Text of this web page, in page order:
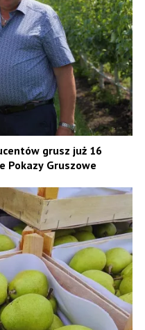
grusz już 16
Pokazy Gruszowe